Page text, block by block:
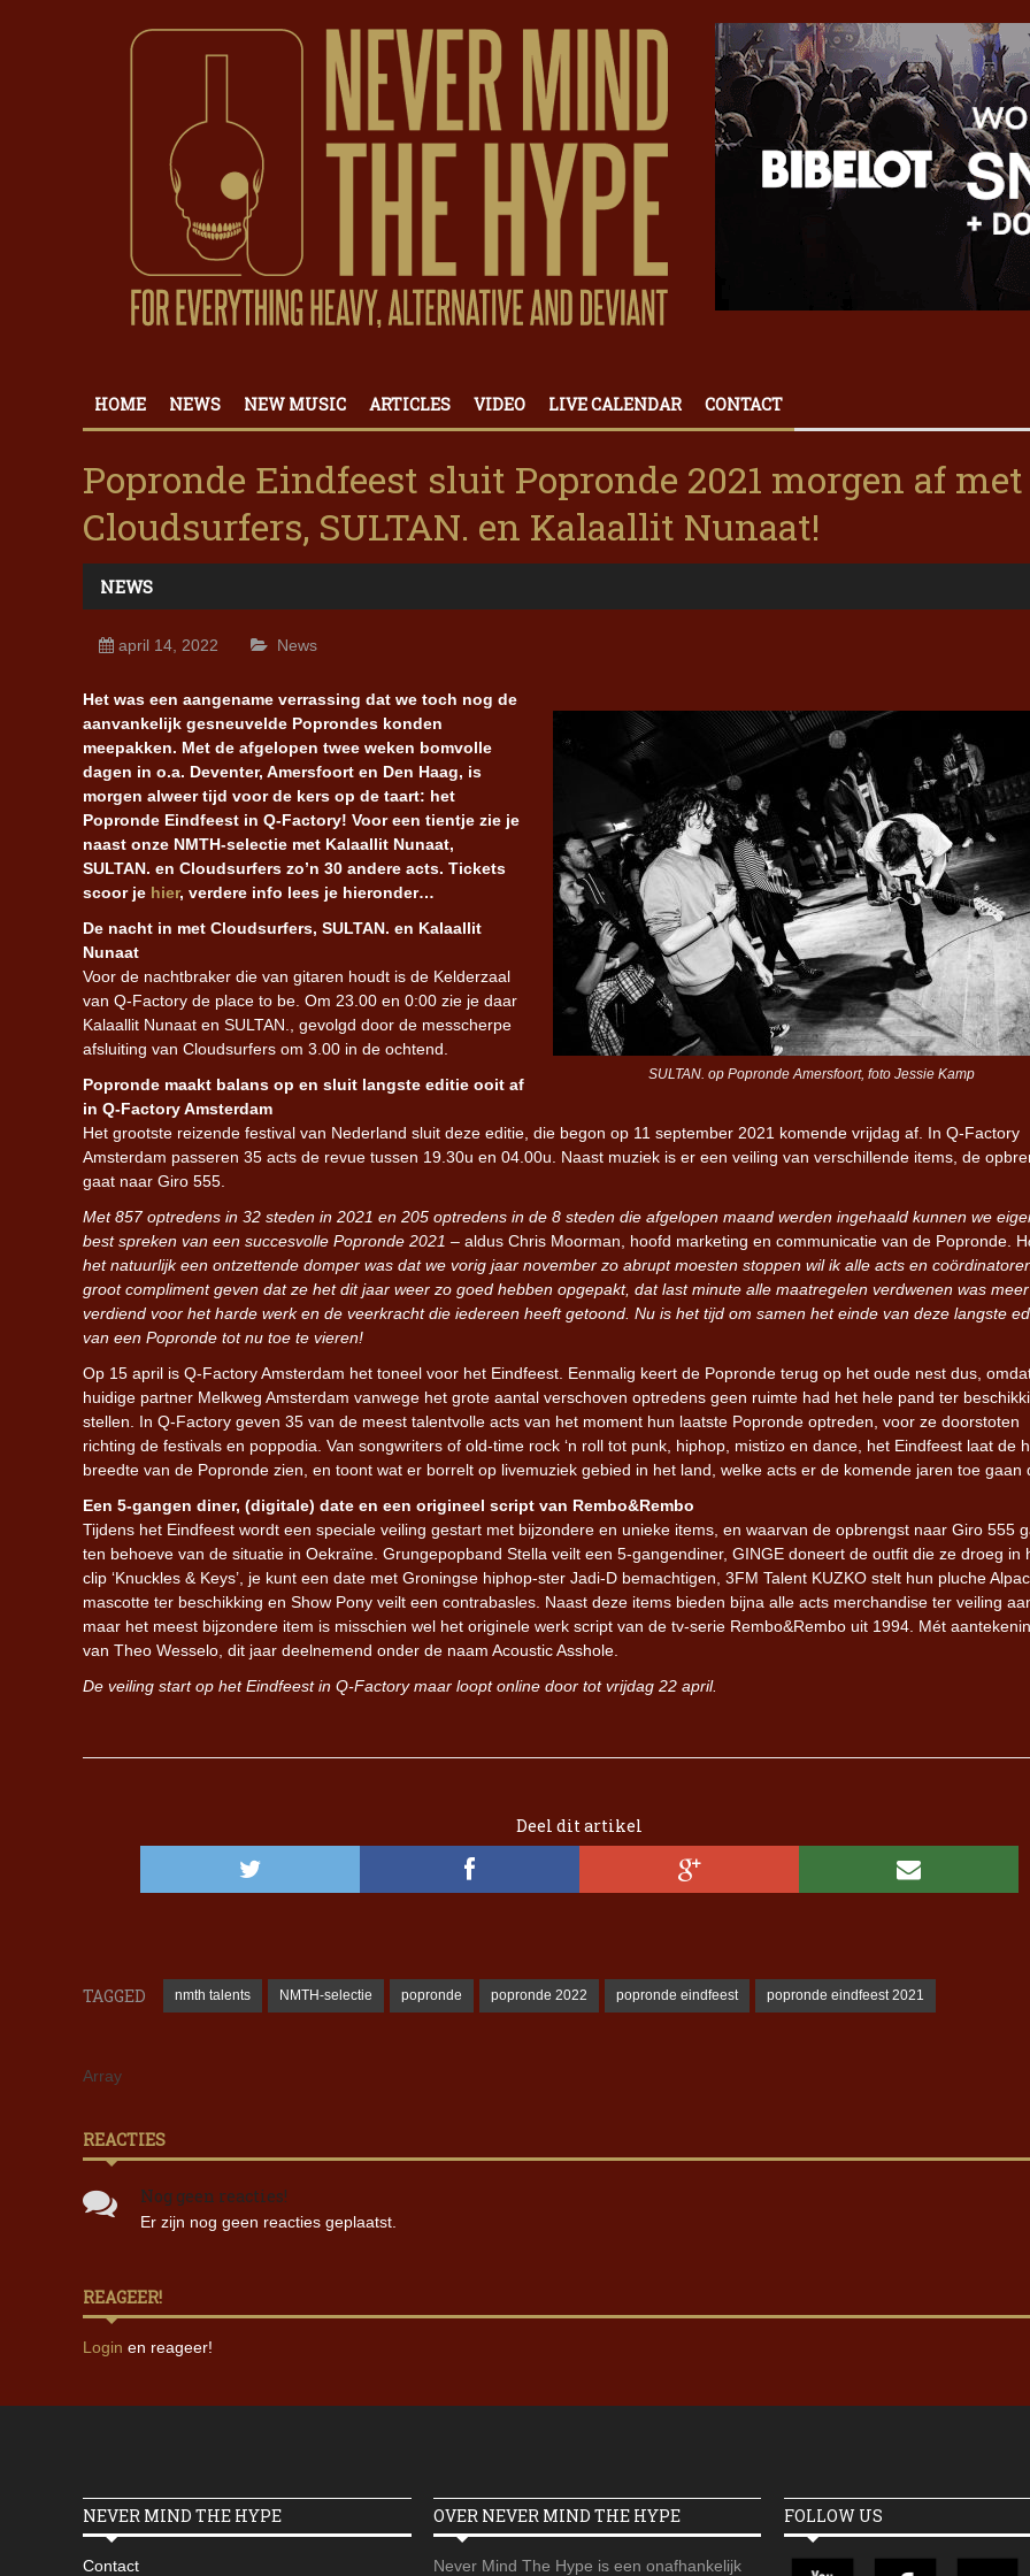
HOME NEWS NEW MUSIC ARTICLES VIDEO LIVE CALENDAR CONTACT
Popronde Eindfeest sluit Popronde 2021 morgen af met
Cloudsurfers, SULTAN. en Kalaallit Nunaat!
NEWS
april 14, 2022 News
SULTAN. op Popronde Amersfoort, foto Jessie Kamp
Het was een aangename verrassing dat we toch nog de
aanvankelijk gesneuvelde Poprondes konden
meepakken. Met de afgelopen twee weken bomvolle
dagen in o.a. Deventer, Amersfoort en Den Haag, is
morgen alweer tijd voor de kers op de taart: het
Popronde Eindfeest in Q-Factory! Voor een tientje zie je
naast onze NMTH-selectie met Kalaallit Nunaat,
SULTAN. en Cloudsurfers zo’n 30 andere acts. Tickets
scoor je hier, verdere info lees je hieronder…
De nacht in met Cloudsurfers, SULTAN. en Kalaallit
Nunaat
Voor de nachtbraker die van gitaren houdt is de Kelderzaal
van Q-Factory de place to be. Om 23.00 en 0:00 zie je daar
Kalaallit Nunaat en SULTAN., gevolgd door de messcherpe
afsluiting van Cloudsurfers om 3.00 in de ochtend.
Popronde maakt balans op en sluit langste editie ooit af
in Q-Factory Amsterdam
Het grootste reizende festival van Nederland sluit deze editie, die begon op 11 september 2021 komende vrijdag af. In Q-Factory
Amsterdam passeren 35 acts de revue tussen 19.30u en 04.00u. Naast muziek is er een veiling van verschillende items, de
gaat naar Giro 555.
Met 857 optredens in 32 steden in 2021 en 205 optredens in de 8 steden die afgelopen maand werden ingehaald kunnen we
best spreken van een succesvolle Popronde 2021 – aldus Chris Moorman, hoofd marketing en communicatie van de Popronde. H
het natuurlijk een ontzettende domper was dat we vorig jaar november zo abrupt moesten stoppen wil ik alle acts en
groot compliment geven dat ze het dit jaar weer zo goed hebben opgepakt, dat last minute alle maatregelen verdwenen was
verdiend voor het harde werk en de veerkracht die iedereen heeft getoond. Nu is het tijd om samen het einde van deze langste
van een Popronde tot nu toe te vieren!
Op 15 april is Q-Factory Amsterdam het toneel voor het Eindfeest. Eenmalig keert de Popronde terug op het oude nest dus,
huidige partner Melkweg Amsterdam vanwege het grote aantal verschoven optredens geen ruimte had het hele pand ter
stellen. In Q-Factory geven 35 van de meest talentvolle acts van het moment hun laatste Popronde optreden, voor ze doorstoten
richting de festivals en poppodia. Van songwriters of old-time rock ‘n roll tot punk, hiphop, mistizo en dance, het Eindfeest laat de
breedte van de Popronde zien, en toont wat er borrelt op livemuziek gebied in het land, welke acts er de komende jaren toe gaan
Een 5-gangen diner, (digitale) date en een origineel script van Rembo&Rembo
Tijdens het Eindfeest wordt een speciale veiling gestart met bijzondere en unieke items, en waarvan de opbrengst naar Giro 555
ten behoeve van de situatie in Oekraïne. Grungepopband Stella veilt een 5-gangendiner, GINGE doneert de outfit die ze droeg in
clip ‘Knuckles & Keys’, je kunt een date met Groningse hiphop-ster Jadi-D bemachtigen, 3FM Talent KUZKO stelt hun pluche
mascotte ter beschikking en Show Pony veilt een contrabasles. Naast deze items bieden bijna alle acts merchandise ter veiling
maar het meest bijzondere item is misschien wel het originele werk script van de tv-serie Rembo&Rembo uit 1994. Mét
van Theo Wesselo, dit jaar deelnemend onder de naam Acoustic Asshole.
De veiling start op het Eindfeest in Q-Factory maar loopt online door tot vrijdag 22 april.
Deel dit artikel
TAGGED nmth talents NMTH-selectie popronde popronde 2022 popronde eindfeest popronde eindfeest 2021
Array
REACTIES
Nog geen reacties!
Er zijn nog geen reacties geplaatst.
REAGEER!
Login en reageer!
Iron Jinn doopt vers epos
Futurist en munt Reich and
NEVER MIND THE HYPE
Contact
OVER NEVER MIND THE HYPE
Never Mind The Hype is een onafhankelijk
FOLLOW US